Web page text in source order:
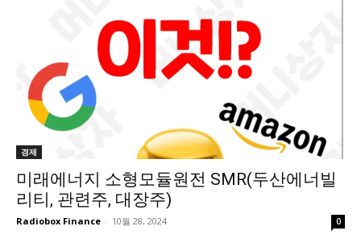
경제
미래에너지 소형모듈원전 SMR(두산에너빌
리티, 관련주, 대장주)
Radiobox Finance - 10월 28, 2024 0